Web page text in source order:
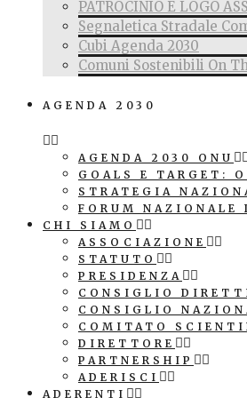
PATROCINIO E LOGO
Segnaletica Stradale
Cubi Agenda 2030
Comuni Sostenibili On
AGENDA 2030
AGENDA 2030 ONU
GOALS E TARGET:
STRATEGIA
FORUM NAZIONALE
CHI SIAMO
ASSOCIAZIONE
STATUTO
PRESIDENZA
CONSIGLIO
CONSIGLIO
COMITATO
DIRETTORE
PARTNERSHIP
ADERISCI
ADERENTI